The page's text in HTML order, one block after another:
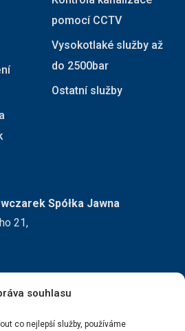
souhlasu
co nejlepší služby, používáme
pomocí CCTV
Vysokotlaké služby až
do 2500bar
Ostatní služby
Spółka Jawna
21,